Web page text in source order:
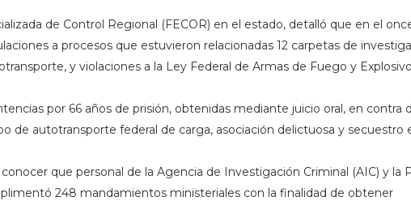
de Control Regional (FECOR) en el estado, detalló que en el
a procesos que estuvieron relacionadas 12 carpetas de
y violaciones a la Ley Federal de Armas de Fuego y
por 66 años de prisión, obtenidas mediante juicio oral, en contra
de autotransporte federal de carga, asociación delictuosa y secuestro
que personal de la Agencia de Investigación Criminal (AIC) y la
248 mandamientos ministeriales con la finalidad de obtener